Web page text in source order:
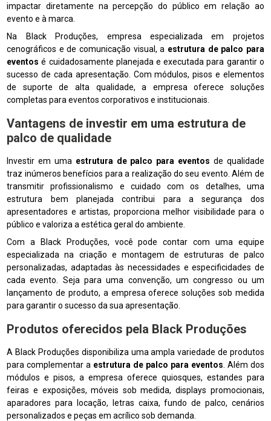
impactar diretamente na percepção do público em relação ao
evento e à marca.
Na Black Produções, empresa especializada em projetos
cenográficos e de comunicação visual, a estrutura de palco para
eventos é cuidadosamente planejada e executada para garantir o
sucesso de cada apresentação. Com módulos, pisos e elementos
de suporte de alta qualidade, a empresa oferece soluções
completas para eventos corporativos e institucionais.
Vantagens de investir em uma estrutura de
palco de qualidade
Investir em uma estrutura de palco para eventos de qualidade
traz inúmeros benefícios para a realização do seu evento. Além de
transmitir profissionalismo e cuidado com os detalhes, uma
estrutura bem planejada contribui para a segurança dos
apresentadores e artistas, proporciona melhor visibilidade para o
público e valoriza a estética geral do ambiente.
Com a Black Produções, você pode contar com uma equipe
especializada na criação e montagem de estruturas de palco
personalizadas, adaptadas às necessidades e especificidades de
cada evento. Seja para uma convenção, um congresso ou um
lançamento de produto, a empresa oferece soluções sob medida
para garantir o sucesso da sua apresentação.
Produtos oferecidos pela Black Produções
A Black Produções disponibiliza uma ampla variedade de produtos
para complementar a estrutura de palco para eventos . Além dos
módulos e pisos, a empresa oferece quiosques, estandes para
feiras e exposições, móveis sob medida, displays promocionais,
aparadores para locação, letras caixa, fundo de palco, cenários
personalizados e peças em acrílico sob demanda.